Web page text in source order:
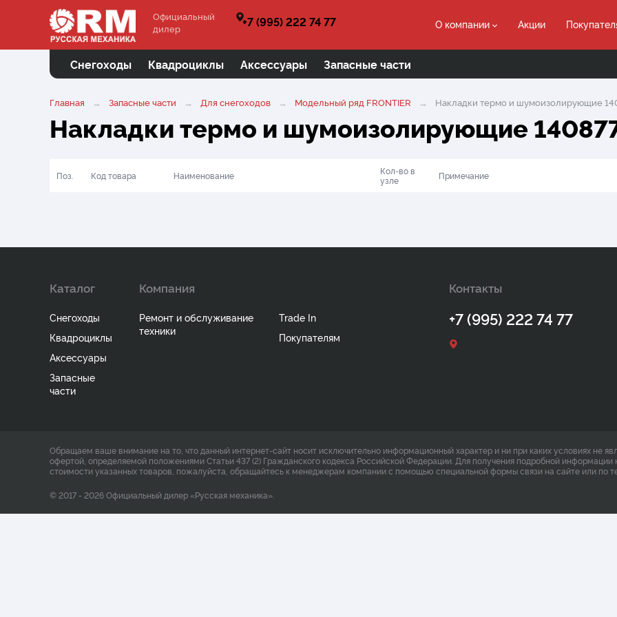
Официальный
дилер
+7 (995) 222 74 77 О компании Акции
Снегоходы Квадроциклы Аксессуары Запасные части
Главная Запасные части Для снегоходов Модельный ряд FRONTIER Накладки термо и шумоизолирующие
Накладки термо и шумоизолирующие
Поз. Код товара Наименование
Кол-во в
узле
Примечание
Каталог
Снегоходы
Квадроциклы
Аксессуары
Запасные
части
Компания
Ремонт и обслуживание
техники
Trade In
Покупателям
Контакты
+7 (995) 222 74 77
Обращаем ваше внимание на то, что данный интернет-сайт носит исключительно информационный характер и ни при каких условиях не
офертой, определяемой положениями Статьи 437 (2) Гражданского кодекса Российской Федерации. Для получения подробной информации
стоимости указанных товаров, пожалуйста, обращайтесь к менеджерам компании с помощью специальной формы связи на сайте или по
© 2017 - 2026 Официальный дилер «Русская механика».